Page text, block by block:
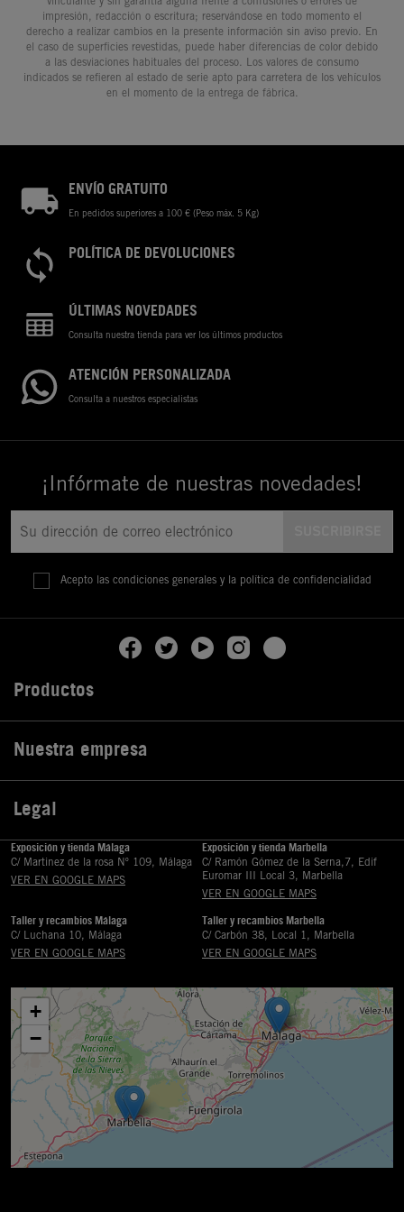
impresión, redacción o escritura; reservándose en todo momento el
derecho a realizar cambios en la presente información sin aviso previo. En
el caso de superficies revestidas, puede haber diferencias de color debido
a las desviaciones habituales del proceso. Los valores de consumo
indicados se refieren al estado de serie apto para carretera de los vehículos
en el momento de la entrega de fábrica.
ENVÍO GRATUITO
En pedidos superiores a 100 € (Peso máx. 5 Kg)
POLÍTICA DE DEVOLUCIONES
ÚLTIMAS NOVEDADES
Consulta nuestra tienda para ver los últimos productos
ATENCIÓN PERSONALIZADA
Consulta a nuestros especialistas
¡Infórmate de nuestras novedades!
Acepto las condiciones generales y la política de confidencialidad
Productos
Nuestra empresa
Legal
Exposición y tienda Málaga
C/ Martinez de la rosa Nº 109, Málaga
VER EN GOOGLE MAPS
Exposición y tienda Marbella
C/ Ramón Gómez de la Serna,7, Edif
Euromar III Local 3, Marbella
VER EN GOOGLE MAPS
Taller y recambios Málaga
C/ Luchana 10, Málaga
VER EN GOOGLE MAPS
Taller y recambios Marbella
C/ Carbón 38, Local 1, Marbella
VER EN GOOGLE MAPS
+
−